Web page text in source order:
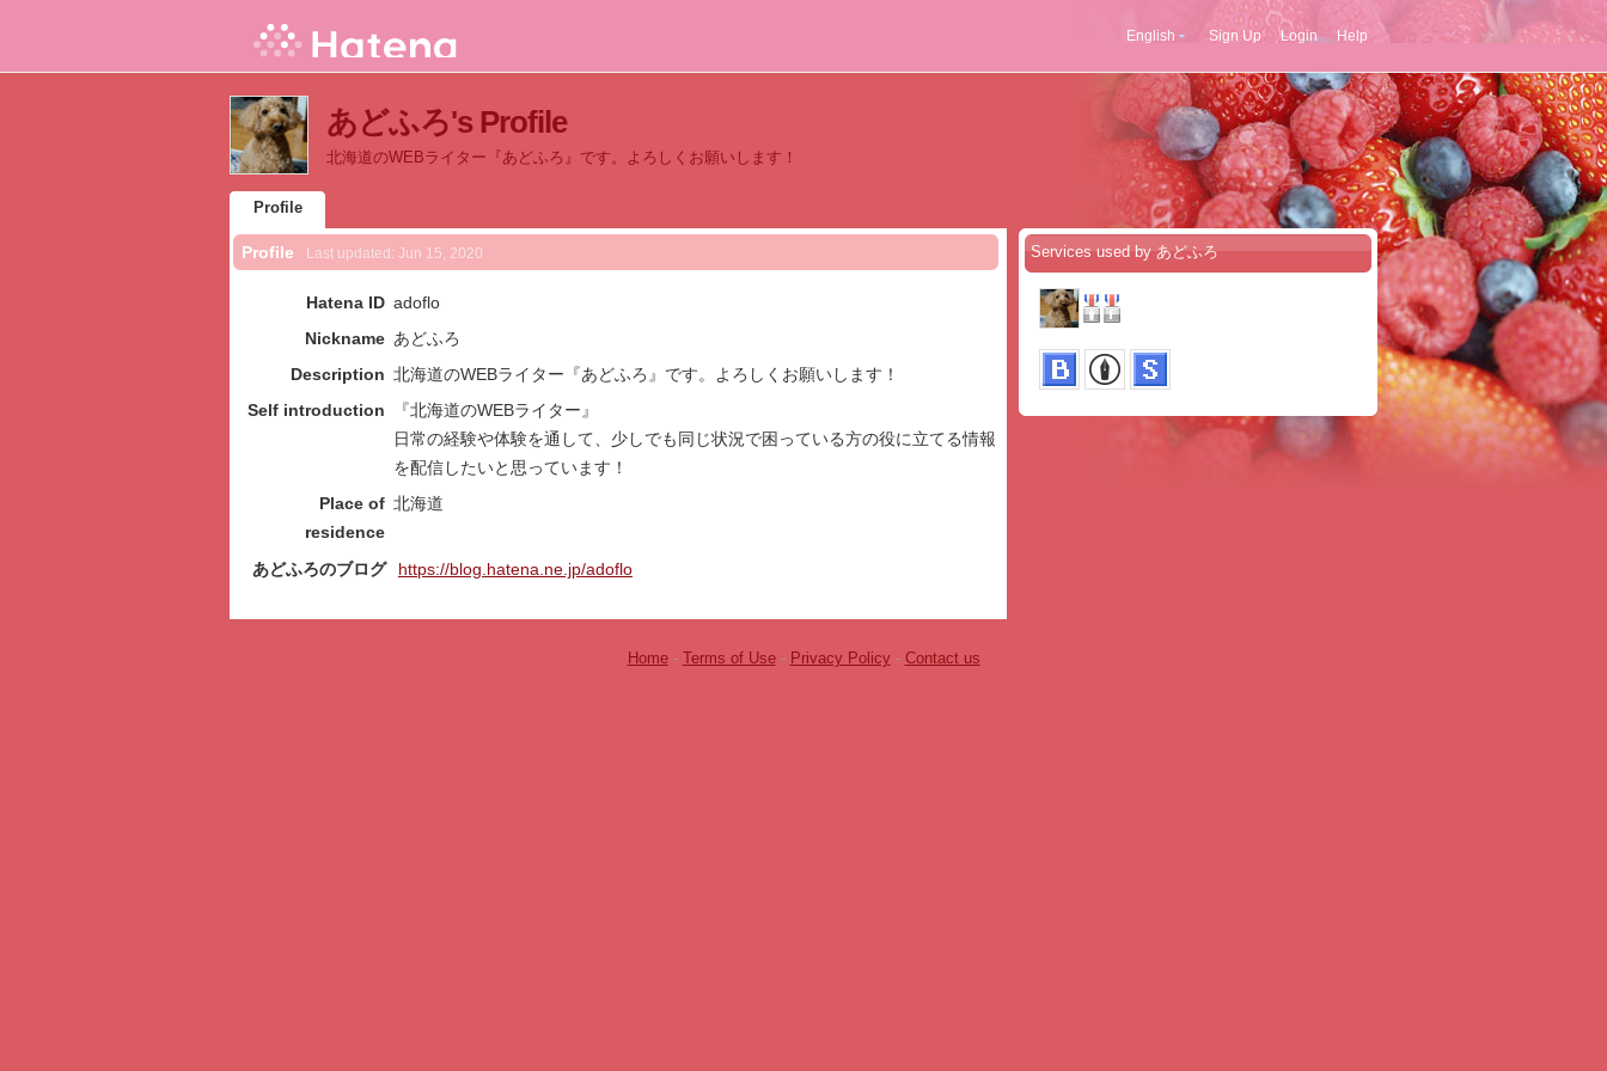
English Sign Up Login Help
あどふろ's Profile
北海道のWEBライター『あどふろ』です。よろしくお願いします！
Profile
Profile Last updated: Jun 15, 2020
Hatena ID adoflo
Nickname あどふろ
Description 北海道のWEBライター『あどふろ』です。よろしくお願いします！
Self introduction
『北海道のWEBライター』
日常の経験や体験を通して、少しでも同じ状況で困っている方の役に立てる情報
を配信したいと思っています！
Place of
residence
北海道
あどふろのブログ https://blog.hatena.ne.jp/adoflo
Services used by あどふろ
Home- Terms of Use- Privacy Policy - Contact us